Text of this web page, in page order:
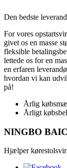
Den bedste
For vores
givet os en masse
fleksible
lettede os for en
en erfaren
hvordan vi kan
på!
Årlig
Årligt
NINGBO
Hjælper